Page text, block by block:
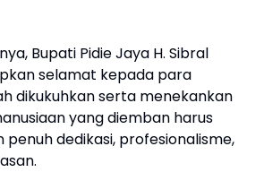
Bupati Pidie Jaya H. Sibral
selamat kepada para
dikukuhkan serta menekankan
yang diemban harus
penuh dedikasi, profesionalisme,